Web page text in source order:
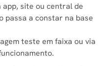
app, site ou central de
passa a constar na base
teste em faixa ou via